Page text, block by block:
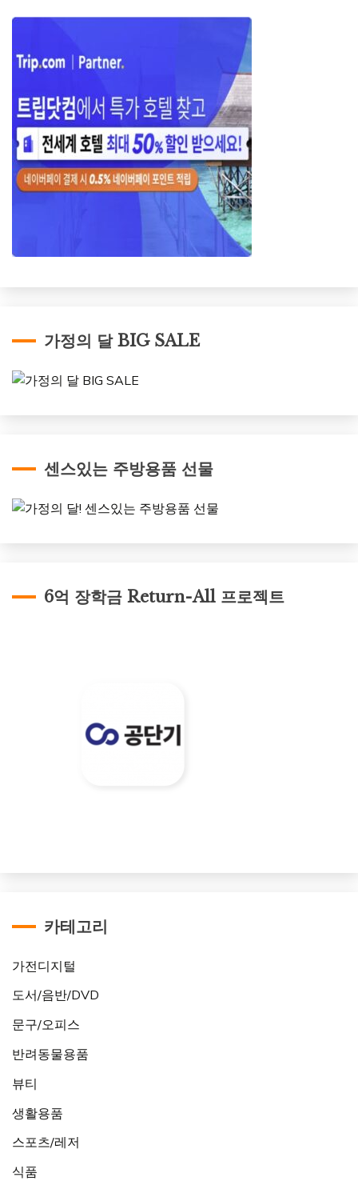
가정의 달 BIG SALE
센스있는 주방용품 선물
6억 장학금 Return-All 프로젝트
카테고리
가전디지털
도서/음반/DVD
문구/오피스
반려동물용품
뷰티
생활용품
스포츠/레저
식품